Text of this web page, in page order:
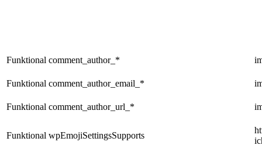
Funktional comment_author_*
Funktional comment_author_email_*
Funktional comment_author_url_*
Funktional wpEmojiSettingsSupports